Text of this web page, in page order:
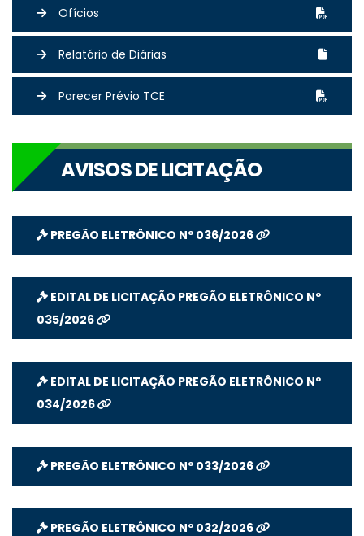
Ofícios
Relatório de Diárias
Parecer Prévio TCE
AVISOS DE LICITAÇÃO
PREGÃO ELETRÔNICO Nº 036/2026
EDITAL DE LICITAÇÃO PREGÃO ELETRÔNICO Nº
035/2026
EDITAL DE LICITAÇÃO PREGÃO ELETRÔNICO Nº
034/2026
PREGÃO ELETRÔNICO Nº 033/2026
PREGÃO ELETRÔNICO Nº 032/2026